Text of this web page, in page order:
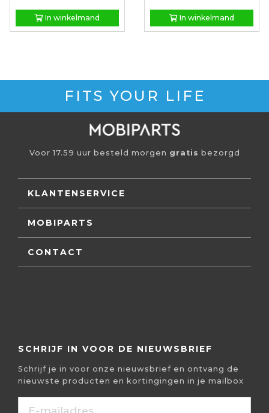
In winkelmand In winkelmand
FITS YOUR LIFE
Voor 17.59 uur besteld morgen gratis bezorgd
KLANTENSERVICE
MOBIPARTS
CONTACT
SCHRIJF IN VOOR DE NIEUWSBRIEF
Schrijf je in voor onze nieuwsbrief en ontvang de
nieuwste producten en kortingingen in je mailbox